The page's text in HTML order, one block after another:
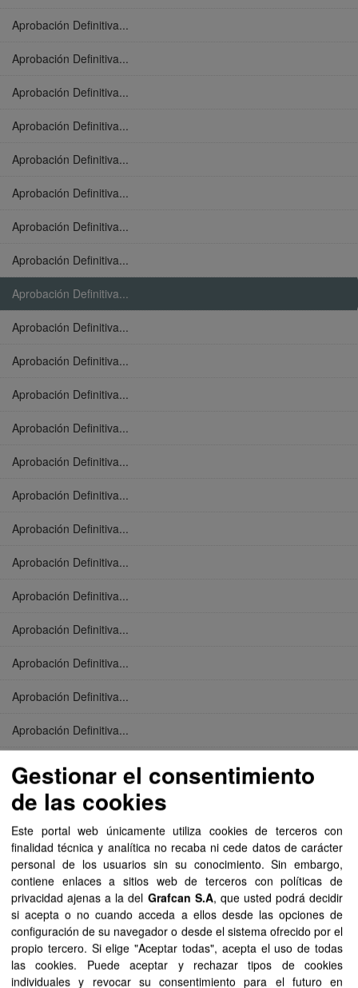
Aprobación Definitiva...
Aprobación Definitiva...
Aprobación Definitiva...
Aprobación Definitiva...
Aprobación Definitiva...
Aprobación Definitiva...
Aprobación Definitiva...
Aprobación Definitiva...
Aprobación Definitiva...
Aprobación Definitiva...
Aprobación Definitiva...
Aprobación Definitiva...
Aprobación Definitiva...
Aprobación Definitiva...
Aprobación Definitiva...
Aprobación Definitiva...
Aprobación Definitiva...
Aprobación Definitiva...
Aprobación Definitiva...
Aprobación Definitiva...
Aprobación Definitiva...
Aprobación Definitiva...
Aprobación Definitiva...
Aprobación Definitiva...
Aprobación Definitiva...
Aprobación Definitiva...
Aprobación Definitiva...
Aprobación Definitiva...
Aprobación Definitiva...
Gestionar el consentimiento
de las cookies
Este portal web únicamente utiliza cookies de terceros con
finalidad técnica y analítica no recaba ni cede datos de carácter
personal de los usuarios sin su conocimiento. Sin embargo,
contiene enlaces a sitios web de terceros con políticas de
privacidad ajenas a la del Grafcan S.A, que usted podrá decidir
si acepta o no cuando acceda a ellos desde las opciones de
configuración de su navegador o desde el sistema ofrecido por el
propio tercero. Si elige "Aceptar todas", acepta el uso de todas
las cookies. Puede aceptar y rechazar tipos de cookies
individuales y revocar su consentimiento para el futuro en